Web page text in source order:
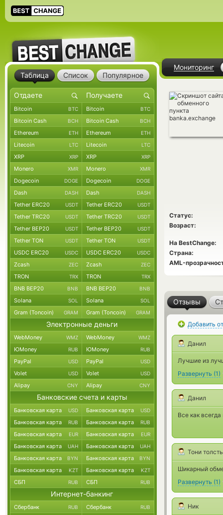
Мониторинг
Статус:
Возраст:
На BestChange:
Страна:
AML-
Отзывы
Добавить
Данил
Лучшие из
Развернуть (1)
Данил
Все как
Тони
Шикарный
Развернуть (1)
Ник
Таблица Список Популярное
Bitcoin BTC Bitcoin BTC
Bitcoin Cash BCH Bitcoin Cash BCH
Ethereum ETH Ethereum ETH
Litecoin LTC Litecoin LTC
XRP XRP XRP XRP
Monero XMR Monero XMR
Dogecoin DOGE Dogecoin DOGE
Dash DASH Dash DASH
Tether ERC20 USDT Tether ERC20 USDT
Tether TRC20 USDT Tether TRC20 USDT
Tether BEP20 USDT Tether BEP20 USDT
Tether TON USDT Tether TON USDT
USDC ERC20 USDC USDC ERC20 USDC
Zcash ZEC Zcash ZEC
TRON TRX TRON TRX
BNB BEP20 BNB BNB BEP20 BNB
Solana SOL Solana SOL
Gram (Toncoin) GRAM Gram (Toncoin) GRAM
Электронные деньги
WebMoney WMZ WebMoney WMZ
ЮMoney RUB ЮMoney RUB
PayPal USD PayPal USD
Volet USD Volet USD
Alipay CNY Alipay CNY
Банковские счета и карты
Банковская карта USD Банковская карта USD
Банковская карта RUB Банковская карта RUB
Банковская карта EUR Банковская карта EUR
Банковская карта UAH Банковская карта UAH
Банковская карта BYN Банковская карта BYN
Банковская карта KZT Банковская карта KZT
СБП RUB СБП RUB
Интернет-банкинг
Сбербанк RUB Сбербанк RUB